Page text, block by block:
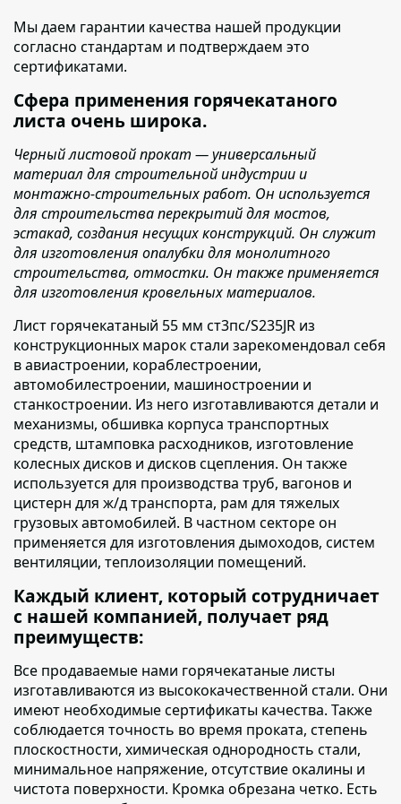
Мы даем гарантии качества нашей продукции
согласно стандартам и подтверждаем это
сертификатами.
Сфера применения горячекатаного
листа очень широка.
Черный листовой прокат — универсальный
материал для строительной индустрии и
монтажно-строительных работ. Он используется
для строительства перекрытий для мостов,
эстакад, создания несущих конструкций. Он служит
для изготовления опалубки для монолитного
строительства, отмостки. Он также применяется
для изготовления кровельных материалов.
Лист горячекатаный 55 мм ст3пс/S235JR из
конструкционных марок стали зарекомендовал себя
в авиастроении, кораблестроении,
автомобилестроении, машиностроении и
станкостроении. Из него изготавливаются детали и
механизмы, обшивка корпуса транспортных
средств, штамповка расходников, изготовление
колесных дисков и дисков сцепления. Он также
используется для производства труб, вагонов и
цистерн для ж/д транспорта, рам для тяжелых
грузовых автомобилей. В частном секторе он
применяется для изготовления дымоходов, систем
вентиляции, теплоизоляции помещений.
Каждый клиент, который сотрудничает
с нашей компанией, получает ряд
преимуществ:
Все продаваемые нами горячекатаные листы
изготавливаются из высококачественной стали. Они
имеют необходимые сертификаты качества. Также
соблюдается точность во время проката, степень
плоскостности, химическая однородность стали,
минимальное напряжение, отсутствие окалины и
чистота поверхности. Кромка обрезана четко. Есть